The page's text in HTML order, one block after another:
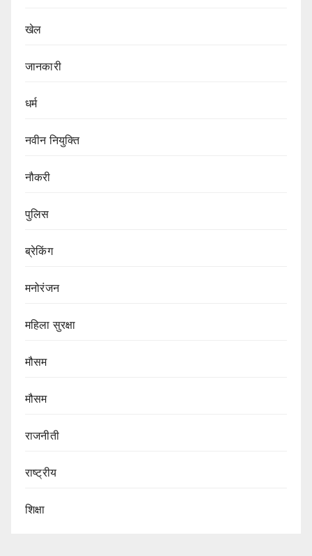
खेल
जानकारी
धर्म
नवीन नियुक्ति
नौकरी
पुलिस
ब्रेकिंग
मनोरंजन
महिला सुरक्षा
मौसम
मौसम
राजनीती
राष्ट्रीय
शिक्षा